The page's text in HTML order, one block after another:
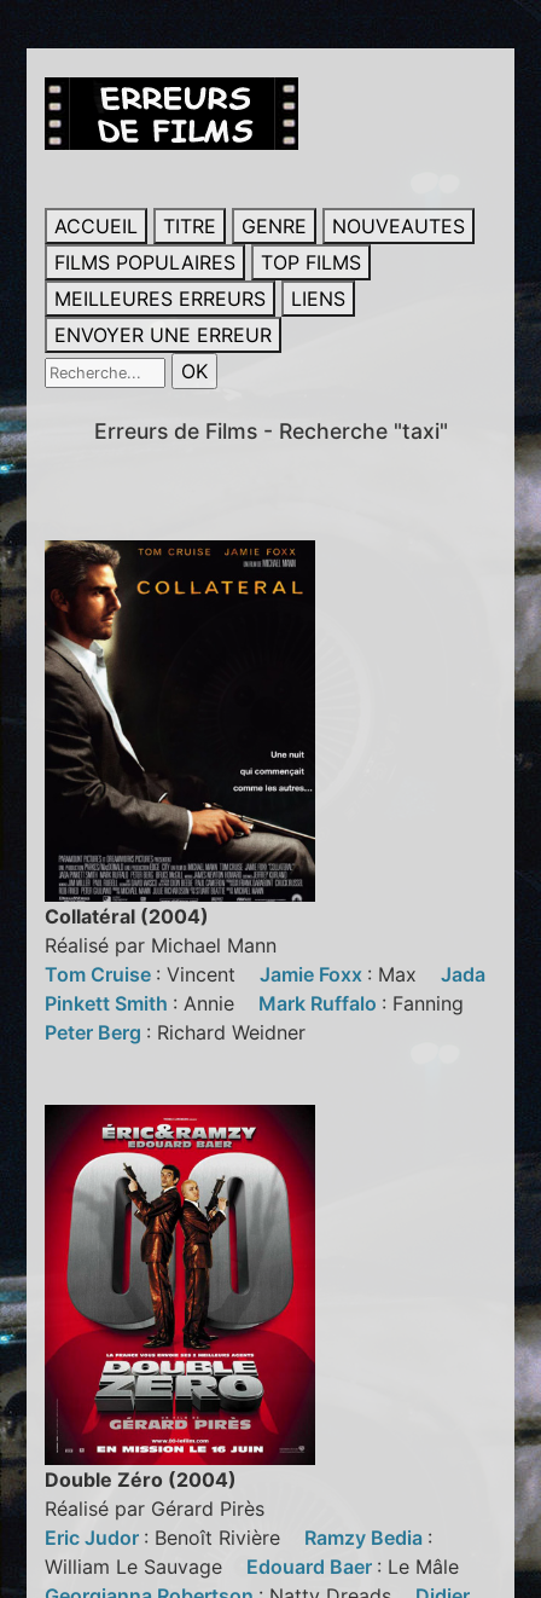
ACCUEIL TITRE GENRE
NOUVEAUTES
FILMS POPULAIRES
TOP FILMS
MEILLEURES ERREURS
LIENS
ENVOYER UNE ERREUR
Erreurs de Films - Recherche "taxi"
Collatéral (2004)
Réalisé par Michael Mann
Tom Cruise : VincentJamie Foxx : MaxJada
Pinkett Smith : Annie Mark Ruffalo : Fanning
Peter Berg : Richard Weidner
Double Zéro (2004)
Réalisé par Gérard Pirès
Eric Judor : Benoît Rivière Ramzy Bedia :
William Le Sauvage Edouard Baer : Le Mâle